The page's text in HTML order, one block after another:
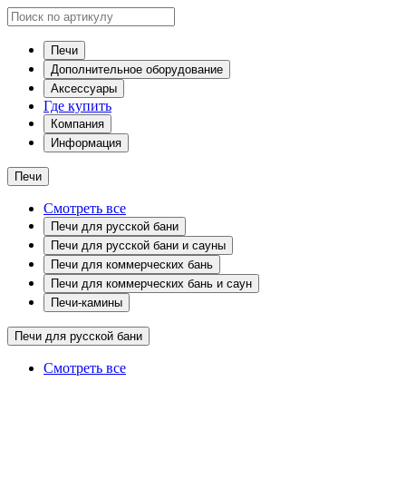
Печи
Дополнительное оборудование
Аксессуары
Где купить
Компания
Информация
Печи
Смотреть все
Печи для русской бани
Печи для русской бани и сауны
Печи для коммерческих бань
Печи для коммерческих бань и саун
Печи-камины
Печи для русской бани
Смотреть все